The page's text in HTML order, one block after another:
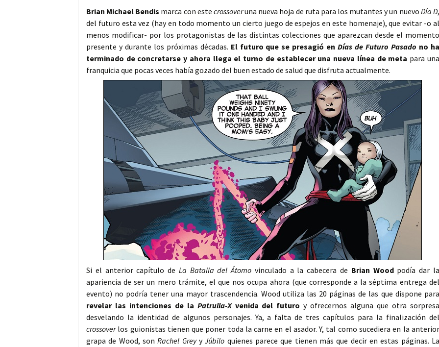
Brian Michael Bendis marca con este crossoveruna nueva hoja de ruta para los mutantes y un nuevo Día D,
del futuro esta vez (hay en todo momento un cierto juego de espejos en este homenaje), que evitar -o al
menos modificar- por los protagonistas de las distintas colecciones que aparezcan desde el momento
presente y durante los próximas décadas. El futuro que se presagió enDías de Futuro Pasado no ha
terminado de concretarse y ahora llega el turno de establecer una nueva línea de meta para una
franquicia que pocas veces había gozado del buen estado de salud que disfruta actualmente.
Si el anterior capítulo de La Batalla del Átomo vinculado a la cabecera de Brian Wood podía dar la
apariencia de ser un mero trámite, el que nos ocupa ahora (que corresponde a la séptima entrega del
evento) no podría tener una mayor trascendencia. Wood utiliza las 20 páginas de las que dispone para
revelar las intenciones de la Patrulla-X venida del futuroy ofrecernos alguna que otra sorpresa
desvelando la identidad de algunos personajes. Ya, a falta de tres capítulos para la finalización del
crossover los guionistas tienen que poner toda la carne en el asador. Y, tal como sucediera en la anterior
grapa de Wood, sonRachel Grey yJúbilo quienes parece que tienen más que decir en estas páginas. La